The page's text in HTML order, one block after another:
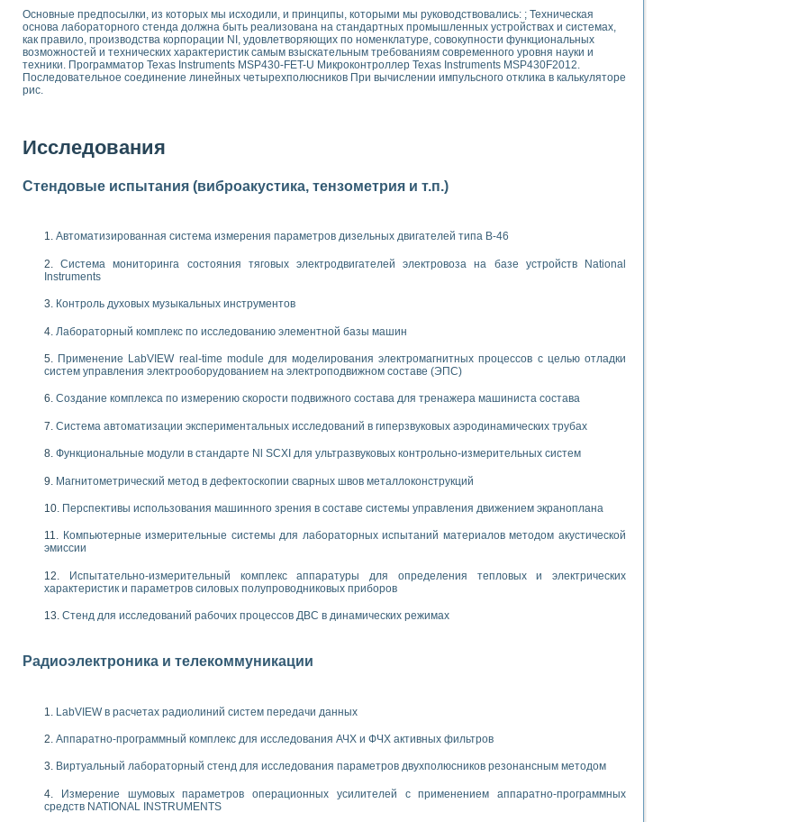
сверхпроводящим соленоидом с биквадрантным источником тока
экспериментальной физики на примере выдающихся экспериментов: самоорганизованная критичность
выпадения осадка в реальном времени
цвета модели CIE L*a*b с использованием LabVIEW
характеристик солнечных элементов и модулей
анализа в медицинской эндоскопии
газовых пузырьков по данным эхолокационного зондирования с применением технологии виртуальных приборов
тиристорным электроприводом
INSTRUMENTS для автоматизации процесса очистки сточных вод в мембранном биореакторе
диагностики плазмы
свойств сегнетоэлектриков методом тепловых шумов
и развития дефектов в растущем монокристалле карбида кремния на основе акустической эмиссии и лазерной интерферометрии
импедансный томограф на базе платы сбора данных PCI 6052E
металлообрабатывающих станков
процессов получения дисперсных продуктов на основе виртуальных приборов
переходных процессов при коротких замыканиях в узлах электрических нагрузок
обучающих информационных систем и тренажеров для персонала химических предприятий
путем моделирования технологических процессов пищевых производств с использованием языка программирования LabVIEW
и защиты ускорителя ЛУЭ-200
среды специальной барокамеры
с использованием среды графического программирования LabVIEW для моделирования типовых химико-технологических процессов
термотрансферной маркировки изделий
исследований на базе LabVIEW
для исследова¬ния электрофизических свойств аморфного гидрогенизированного карбида кремния (A-SIC:H)
переходных процессов при коротких замыканиях в узлах электрических нагрузок
швов на базе технологий фирмы NATIONAL INSTRUMENTS
эффективности систем управления в интегрированных средах
комплексы для вузов, осуществляющих подготовку специалистов по пищевой инженерии
в процесе изучения специальных дисциплин в технических колледжах
WORKBENCH-MULTISIM для электротехнической подготовки инженеров-неэлектриков
на основе LabVIEW
теории коммутации
Основные предпосылки, из которых мы исходили, и принципы, которыми мы руководствовались: ; Техническая
основа лабораторного стенда должна быть реализована на стандартных промышленных устройствах и системах,
как правило, производства корпорации NI, удовлетворяющих по номенклатуре, совокупности функциональных
возможностей и технических характеристик самым взыскательным требованиям современного уровня науки и
техники. Программатор Texas Instruments MSP430-FET-U Микроконтроллер Texas Instruments MSP430F2012.
Последовательное соединение линейных четырехполюсников При вычислении импульсного отклика в калькуляторе
рис.
Исследования
Стендовые испытания (виброакустика, тензометрия и т.п.)
Автоматизированная система измерения параметров дизельных двигателей типа В-46
Система мониторинга состояния тяговых электродвигателей электровоза на базе устройств National
Instruments
Контроль духовых музыкальных инструментов
Лабораторный комплекс по исследованию элементной базы машин
Применение LabVIEW real-time module для моделирования электромагнитных процессов с целью отладки
систем управления электрооборудованием на электроподвижном составе (ЭПС)
Создание комплекса по измерению скорости подвижного состава для тренажера машиниста состава
Система автоматизации экспериментальных исследований в гиперзвуковых аэродинамических трубах
Функциональные модули в стандарте Nl SCXI для ультразвуковых контрольно-измерительных систем
Магнитометрический метод в дефектоскопии сварных швов металлоконструкций
Перспективы использования машинного зрения в составе системы управления движением экраноплана
Компьютерные измерительные системы для лабораторных испытаний материалов методом акустической
эмиссии
Испытательно-измерительный комплекс аппаратуры для определения тепловых и электрических
характеристик и параметров силовых полупроводниковых приборов
Стенд для исследований рабочих процессов ДВС в динамических режимах
Радиоэлектроника и телекоммуникации
LabVIEW в расчетах радиолиний систем передачи данных
Аппаратно-программный комплекс для исследования АЧХ и ФЧХ активных фильтров
Виртуальный лабораторный стенд для исследования параметров двухполюсников резонансным методом
Измерение шумовых параметров операционных усилителей с применением аппаратно-программных
средств NATIONAL INSTRUMENTS